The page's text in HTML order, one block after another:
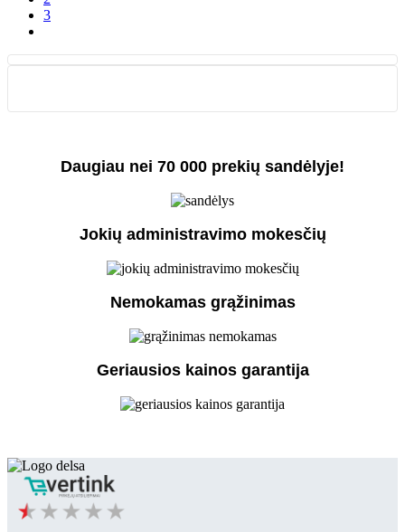
3
Daugiau nei 70 000 prekių sandėlyje!
Jokių administravimo mokesčių
Nemokamas grąžinimas
Geriausios kainos garantija